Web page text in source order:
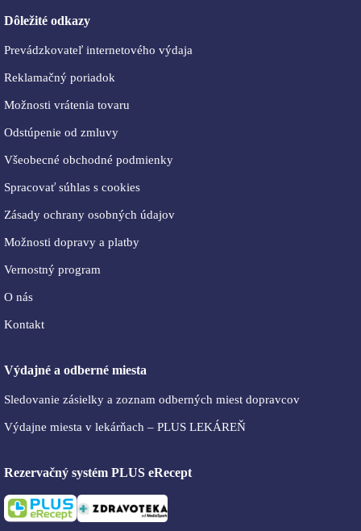
Dôležité odkazy
Prevádzkovateľ internetového výdaja
Reklamačný poriadok
Možnosti vrátenia tovaru
Odstúpenie od zmluvy
Všeobecné obchodné podmienky
Spracovať súhlas s cookies
Zásady ochrany osobných údajov
Možnosti dopravy a platby
Vernostný program
O nás
Kontakt
Výdajné a odberné miesta
Sledovanie zásielky a zoznam odberných miest dopravcov
Výdajne miesta v lekárňach – PLUS LEKÁREŇ
Rezervačný systém PLUS eRecept